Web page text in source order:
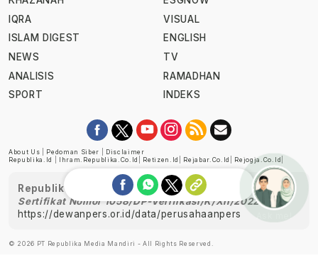
IQRA
ISLAM DIGEST
NEWS
ANALISIS
SPORT
VISUAL
ENGLISH
TV
RAMADHAN
INDEKS
About Us Pedoman Siber
Disclaimer
Republika.id
Ihram.republika.co.id Retizen.id Rejabar.co.id Rejogja.co.id
Republika telah diverifikasi oleh Dewan Pers
Sertifikat Nomor 1058/DP-Verifikasi/K/XII/2022
https://dewanpers.or.id/data/perusahaanpers
© 2026 PT Republika Media Mandiri - All Rights Reserved.
Ask me!